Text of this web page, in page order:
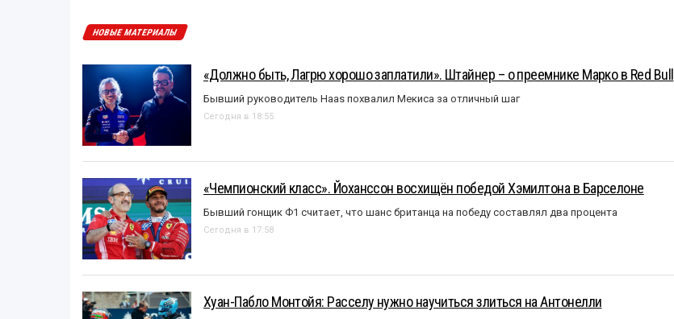
НОВЫЕ МАТЕРИАЛЫ
«Должно быть, Лагрю хорошо заплатили». Штайнер – о преемнике Марко в Red Bull
Бывший руководитель Haas похвалил Мекиса за отличный шаг
Сегодня в 18:55
«Чемпионский класс». Йоханссон восхищён победой Хэмилтона в Барселоне
Бывший гонщик Ф1 считает, что шанс британца на победу составлял два процента
Сегодня в 17:58
Хуан-Пабло Монтойя: Расселу нужно научиться злиться на Антонелли